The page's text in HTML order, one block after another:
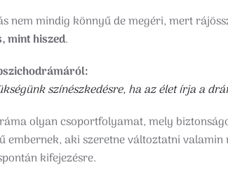
nem mindig könnyű de megéri, mert
mint hiszed.
színészkedésre, ha az élet írja a
olyan csoportfolyamat, mely
embernek, aki szeretne változtatni
kifejezésre.